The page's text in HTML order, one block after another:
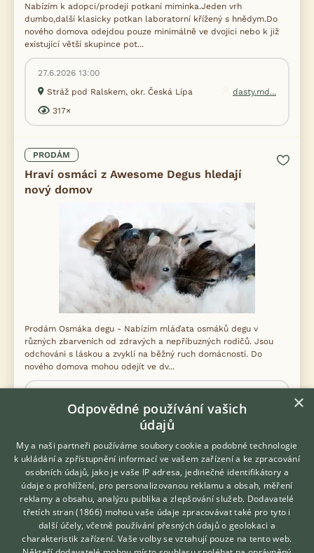
Nabízím k adopci/prodeji potkaní miminka.Jeden vrh
dumbo,další klasicky potkan laboratorní křížený s hnědym.Do
nového domova odejdou pouze minimálně ve dvojici nebo k již
existující větší skupince pot...
27.6.2026 13:00
Stráž pod Ralskem, okr. Česká Lípa
dasty.md...
317×
PRODÁM
Hraví osmáci z Awesome Degus hledají
nový domov
Prodám Osmáka degu - Nabízím mláďata osmáků degu v
různých zbarveních od zdravých a nepříbuzných rodičů. Jsou
odchováni s láskou a zvyklí na běžný ruch domácnosti. Do
nového domova mohou odejít ve dv...
Liberec, okr. Liberec
petra.li...
PRODÁM
Činčilky
1000 Kč
Hledáte zvířecího kamaráda?
Zdarma vám poradí
VETERINÁŘ ONLINE
×
Odpovědné používání vašich
údajů
My a naši partneři používáme soubory cookie a podobné technologie
k ukládání a zpřístupnění informací ve vašem zařízení a ke zpracování
osobních údajů, jako je vaše IP adresa, jedinečné identifikátory a
údaje o prohlížení, pro personalizovanou reklamu a obsah, měření
reklamy a obsahu, analýzu publika a zlepšování služeb. Dodavatelé
třetích stran (1866) mohou vaše údaje zpracovávat také pro tyto i
další účely, včetně používání přesných údajů o geolokaci a
charakteristik zařízení. Vaše volby se vztahují pouze na tento web.